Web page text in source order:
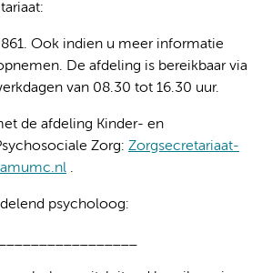
Ook indien u meer informatie
De afdeling is bereikbaar via
van 08.30 tot 16.30 uur.
de afdeling Kinder- en
Zorg: Zorgsecretariaat-
.
psycholoog: